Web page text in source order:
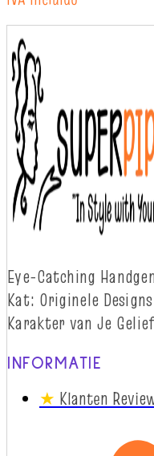
Eye-Catching
Kat: Originele
Karakter van Je
INFORMATIE
★ Klanten